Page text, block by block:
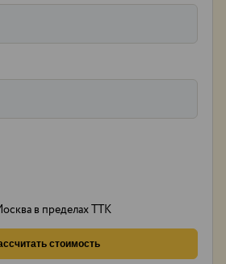
в пределах ТТК
стоимость